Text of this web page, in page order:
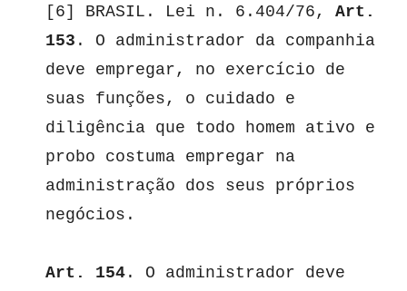
[6] BRASIL. Lei n. 6.404/76, Art.
153 . O administrador da companhia
deve empregar, no exercício de
suas funções, o cuidado e
diligência que todo homem ativo e
probo costuma empregar na
administração dos seus próprios
negócios.
Art. 154 . O administrador deve